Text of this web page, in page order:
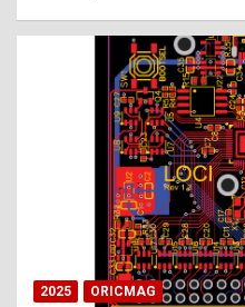
2025 ORICMAG